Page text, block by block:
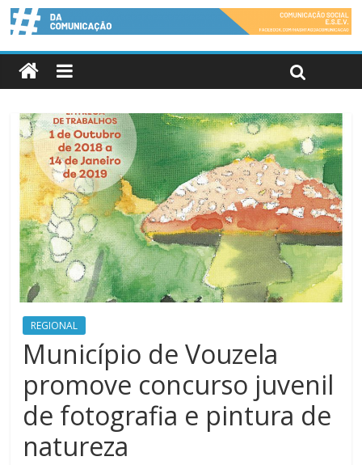
REGIONAL
Município de Vouzela
promove concurso juvenil
de fotografia e pintura de
natureza